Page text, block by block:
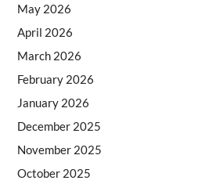
May 2026
April 2026
March 2026
February 2026
January 2026
December 2025
November 2025
October 2025